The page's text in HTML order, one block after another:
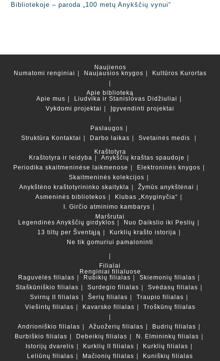
Bibliotekoje – paroda „100 metų Anykščių vynui“
Naujienos
Numatomi renginiai
Naujausios knygos Kultūros Kurortas
Apie biblioteką
Apie mus
Liudvika ir Stanislovas Didžiuliai
Vykdomi projektai
Įgyvendinti projektai
Paslaugos
Struktūra Kontaktai Darbo laikas
Svetainės medis
Kraštotyra
Kraštotyra ir leidyba
Anykščių kraštas spaudoje
Periodika skaitmeninėse laikmenose
Elektroninės knygos
Skaitmeninės kolekcijos
Anykštėno kraštotyrininko skaitykla
Žymūs anykštėnai
Asmeninės bibliotekos
Klubas „Knyginyčia“
I. Girčio atminimo kambarys
Maršrutai
Legendinės Anykščių girdyklos
Nuo Daikslio iki Peslių
13 tiltų per Šventąją
Kurklių krašto istorija
Ne tik gomuriui pamaloninti
Filialai
Renginiai filialuose
Raguvėlės filialas
Rubikių filialas
Skiemonių filialas
Staškūniškio filialas
Surdegio filialas
Svėdasų filialas
Svirnų II filialas
Šerių filialas
Traupio filialas
Viešintų filialas
Kavarsko filialas Troškūnų filialas
Andrioniškio filialas Ažuožerių filialas
Budrių filialas
Burbiškio filialas
Debeikių filialas
N. Elmininkų filialas
Istorijų dvarelis
Kurklių II filialas
Kurklių filialas
Leliūnų filialas
Mačionių filialas Kuniškių filialas